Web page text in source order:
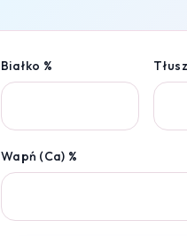
Białko %
Wapń (Ca) %